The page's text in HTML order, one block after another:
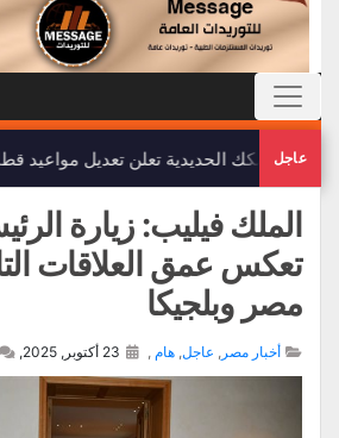
عاجل
هيئة السكك الحديدية تعلن تعديل مواعيد
الملك فيليب: زيارة
تعكس عمق العلاقات
مصر وبلجيكا
أخبار مصر , عاجل, هام ,